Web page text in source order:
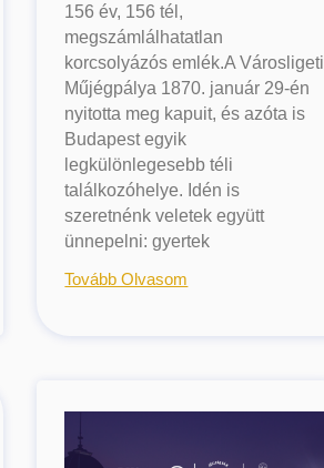
156 év, 156 tél,
megszámlálhatatlan
korcsolyázós emlék.A Városligeti
Műjégpálya 1870. január 29-én
nyitotta meg kapuit, és azóta is
Budapest egyik
legkülönlegesebb téli
találkozóhelye. Idén is
szeretnénk veletek együtt
ünnepelni: gyertek
Tovább Olvasom